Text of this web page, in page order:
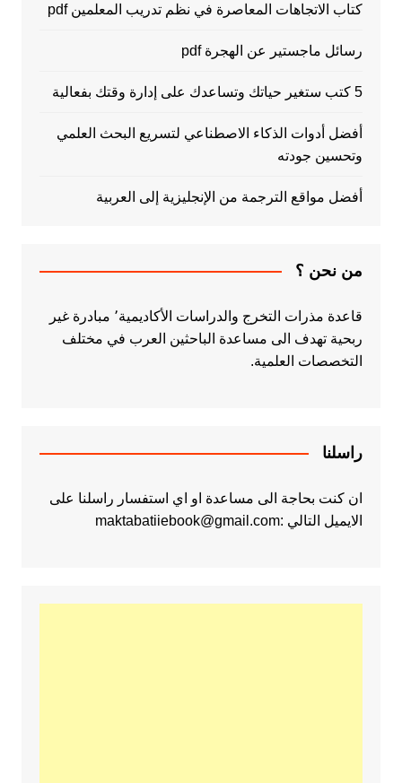
كتاب الاتجاهات المعاصرة في نظم تدريب المعلمين pdf
رسائل ماجستير عن الهجرة pdf
5 كتب ستغير حياتك وتساعدك على إدارة وقتك بفعالية
أفضل أدوات الذكاء الاصطناعي لتسريع البحث العلمي
وتحسين جودته
أفضل مواقع الترجمة من الإنجليزية إلى العربية
من نحن ؟
قاعدة مذرات التخرج والدراسات الأكاديمية٬ مبادرة غير
ربحية تهدف الى مساعدة الباحثين العرب في مختلف
التخصصات العلمية.
راسلنا
ان كنت بحاجة الى مساعدة او اي استفسار راسلنا على
الايميل التالي :maktabatiiebook@gmail.com